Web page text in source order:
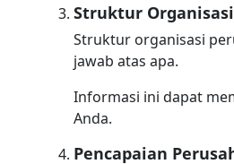
Struktur
Struktur organisasi
jawab atas apa.
Informasi ini dapat
Anda.
Pencapaian